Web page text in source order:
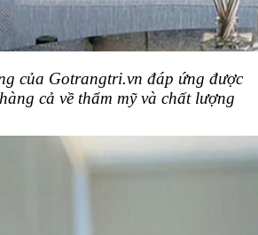
của Gotrangtri.vn đáp ứng được
cả về thẩm mỹ và chất lượng